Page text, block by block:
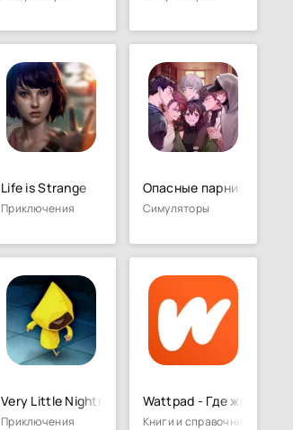
Life is Strange
Приключения
Опасные парни: отомэ-
Симуляторы
Very Little Nightmares
Приключения
Wattpad - Где живут
Книги и справочники